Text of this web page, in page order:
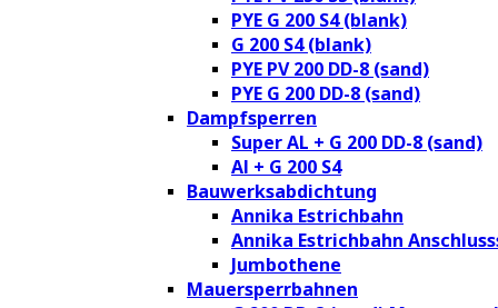
PYE G 200 S4 (blank)
G 200 S4 (blank)
PYE PV 200 DD-8 (sand)
PYE G 200 DD-8 (sand)
Dampfsperren
Super AL + G 200 DD-8 (sand)
Al + G 200 S4
Bauwerksabdichtung
Annika Estrichbahn
Annika Estrichbahn
Jumbothene
Mauersperrbahnen